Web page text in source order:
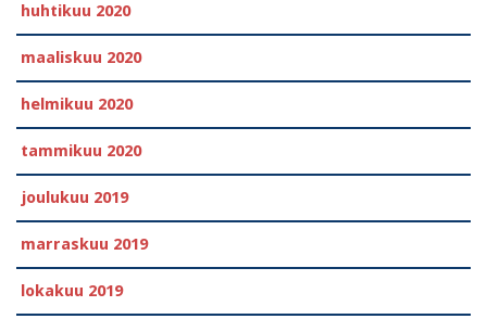
huhtikuu 2020
maaliskuu 2020
helmikuu 2020
tammikuu 2020
joulukuu 2019
marraskuu 2019
lokakuu 2019